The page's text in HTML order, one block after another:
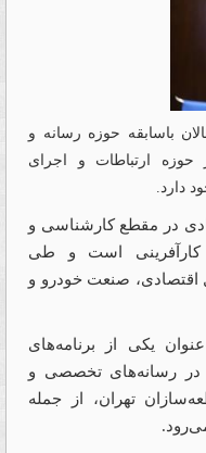
باسابقه حوزه رسانه و
ارتباطات و اجرای
دارد.
در مقطع کارشناسی و
است و طی
صنعت خودرو و
یکی از برنامه‌های
در رسانه‌های تخصصی و
تهران، از جمله